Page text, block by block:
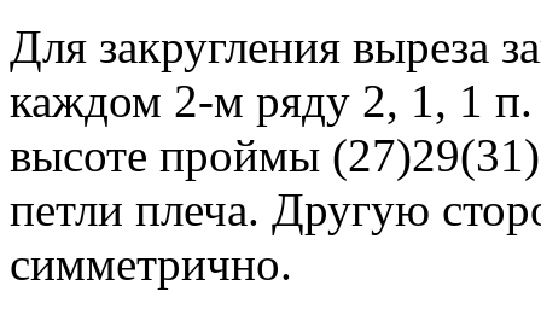
Для закругления выреза
каждом 2-м ряду 2, 1, 1
высоте проймы
петли плеча. Другую
симметрично.